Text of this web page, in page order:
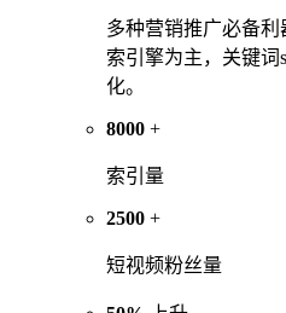
多种营销推广必备
索引擎为主，关键词
化。
8000 +
索引量
2500 +
短视频粉丝量